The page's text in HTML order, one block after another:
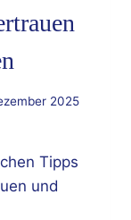
2025
Tipps
und